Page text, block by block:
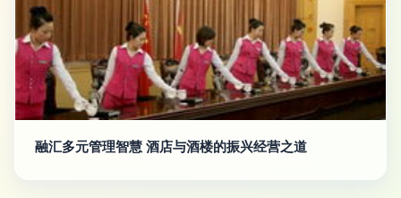
融汇多元管理智慧 酒店与酒楼的振兴经营之道